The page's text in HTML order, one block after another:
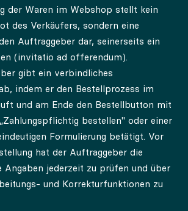
der Waren im Webshop stellt kein
des Verkäufers, sondern eine
Auftraggeber dar, seinerseits ein
(invitatio ad offerendum).
gibt ein verbindliches
indem er den Bestellprozess im
und am Ende den Bestellbutton mit
bestellen" oder einer
Formulierung betätigt. Vor
hat der Auftraggeber die
Angaben jederzeit zu prüfen und über
und Korrekturfunktionen zu